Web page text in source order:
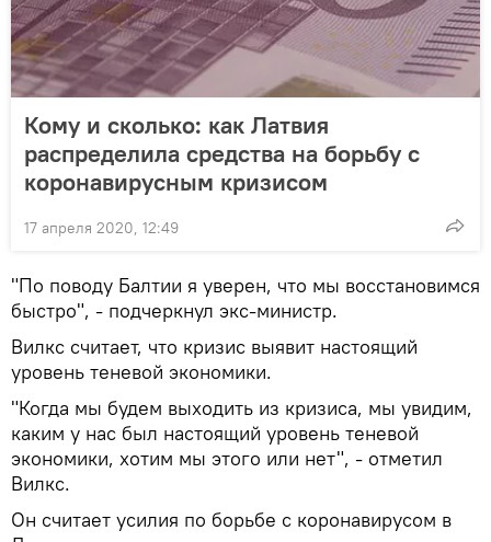
Кому и сколько: как Латвия
распределила средства на борьбу с
коронавирусным кризисом
17 апреля 2020, 12:49
"По поводу Балтии я уверен, что мы восстановимся
быстро", - подчеркнул экс-министр.
Вилкс считает, что кризис выявит настоящий
уровень теневой экономики.
"Когда мы будем выходить из кризиса, мы увидим,
каким у нас был настоящий уровень теневой
экономики, хотим мы этого или нет", - отметил
Вилкс.
Он считает усилия по борьбе с коронавирусом в